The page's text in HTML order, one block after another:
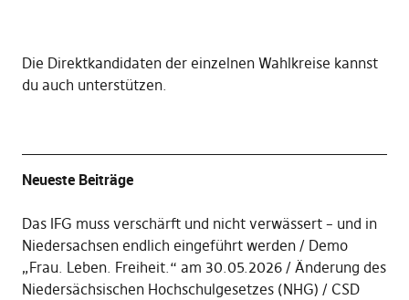
Die Direktkandidaten der einzelnen Wahlkreise kannst
du auch unterstützen.
Neueste Beiträge
Das IFG muss verschärft und nicht verwässert – und in
Niedersachsen endlich eingeführt werden
Demo
„Frau. Leben. Freiheit.“ am 30.05.2026
Änderung des
Niedersächsischen Hochschulgesetzes (NHG)
CSD